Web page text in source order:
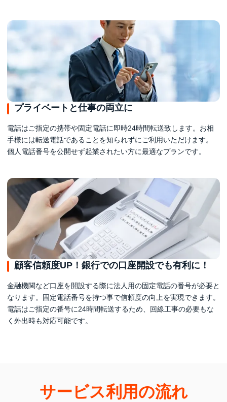
プライベートと仕事の両立に
電話はご指定の携帯や固定電話に即時24時間転送致します。お相
手様には転送電話であることを知られずにご利用いただけます。
個人電話番号を公開せず起業されたい方に最適なプランです。
顧客信頼度UP！銀行での口座開設でも有利に！
金融機関など口座を開設する際に法人用の固定電話の番号が必要と
なります。固定電話番号を持つ事で信頼度の向上を実現できます。
電話はご指定の番号に24時間転送するため、回線工事の必要もな
く外出時も対応可能です。
サービス利用の流れ